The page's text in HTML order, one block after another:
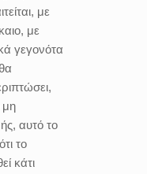
με
με
γεγονότα
μη
αυτό το
το
κάτι